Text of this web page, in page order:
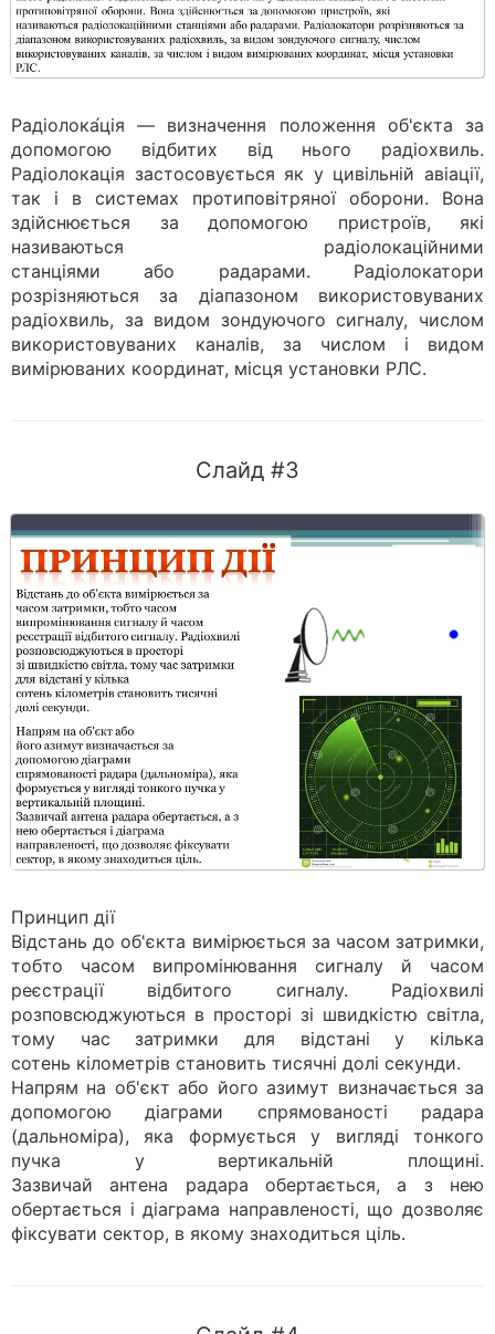
Радіолока́ція — визначення положення об'єкта за
допомогою відбитих від нього радіохвиль.
Радіолокація застосовується як у цивільній авіації,
так і в системах протиповітряної оборони. Вона
здійснюється за допомогою пристроїв, які
називаються радіолокаційними
станціями або радарами. Радіолокатори
розрізняються за діапазоном використовуваних
радіохвиль, за видом зондуючого сигналу, числом
використовуваних каналів, за числом і видом
вимірюваних координат, місця установки РЛС.
Слайд #3
Принцип дії
Відстань до об'єкта вимірюється за часом затримки,
тобто часом випромінювання сигналу й часом
реєстрації відбитого сигналу. Радіохвилі
розповсюджуються в просторі зі швидкістю світла,
тому час затримки для відстані у кілька
сотень кілометрів становить тисячні долі секунди.
Напрям на об'єкт або його азимут визначається за
допомогою діаграми спрямованості радара
(дальноміра), яка формується у вигляді тонкого
пучка у вертикальній площині.
Зазвичай антена радара обертається, а з нею
обертається і діаграма направленості, що дозволяє
фіксувати сектор, в якому знаходиться ціль.